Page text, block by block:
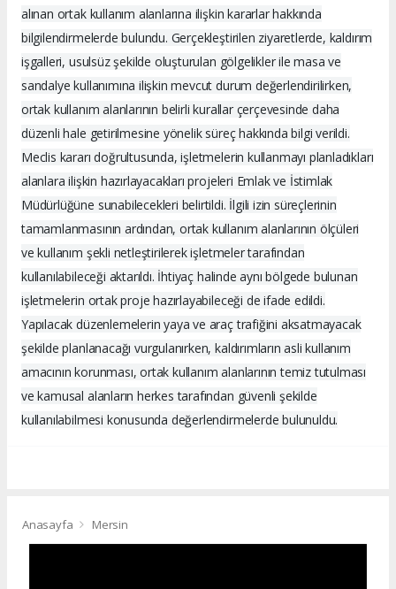
alınan ortak kullanım alanlarına ilişkin kararlar hakkında
bilgilendirmelerde bulundu. Gerçekleştirilen ziyaretlerde, kaldırım
işgalleri, usulsüz şekilde oluşturulan gölgelikler ile masa ve
sandalye kullanımına ilişkin mevcut durum değerlendirilirken,
ortak kullanım alanlarının belirli kurallar çerçevesinde daha
düzenli hale getirilmesine yönelik süreç hakkında bilgi verildi.
Meclis kararı doğrultusunda, işletmelerin kullanmayı planladıkları
alanlara ilişkin hazırlayacakları projeleri Emlak ve İstimlak
Müdürlüğüne sunabilecekleri belirtildi. İlgili izin süreçlerinin
tamamlanmasının ardından, ortak kullanım alanlarının ölçüleri
ve kullanım şekli netleştirilerek işletmeler tarafından
kullanılabileceği aktarıldı. İhtiyaç halinde aynı bölgede bulunan
işletmelerin ortak proje hazırlayabileceği de ifade edildi.
Yapılacak düzenlemelerin yaya ve araç trafiğini aksatmayacak
şekilde planlanacağı vurgulanırken, kaldırımların asli kullanım
amacının korunması, ortak kullanım alanlarının temiz tutulması
ve kamusal alanların herkes tarafından güvenli şekilde
kullanılabilmesi konusunda değerlendirmelerde bulunuldu.
Anasayfa Mersin